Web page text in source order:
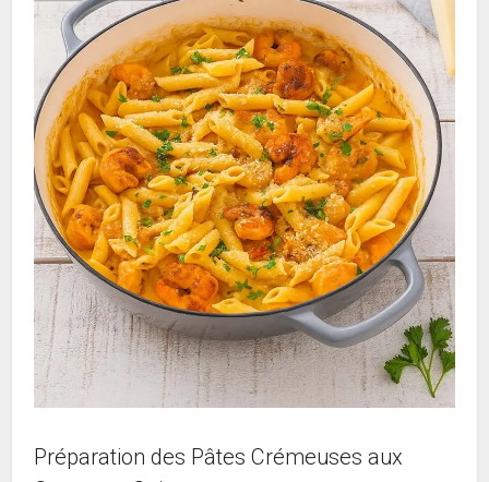
Préparation des Pâtes Crémeuses aux